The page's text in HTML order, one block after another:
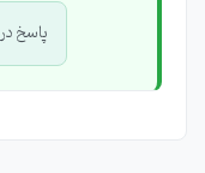
پاسخ در 1393/10/20 توسط